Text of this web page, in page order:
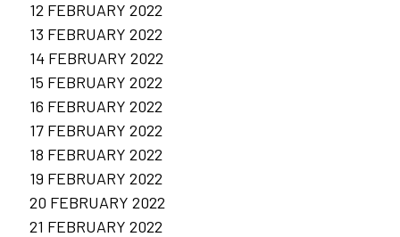
12 FEBRUARY 2022
13 FEBRUARY 2022
14 FEBRUARY 2022
15 FEBRUARY 2022
16 FEBRUARY 2022
17 FEBRUARY 2022
18 FEBRUARY 2022
19 FEBRUARY 2022
20 FEBRUARY 2022
21 FEBRUARY 2022